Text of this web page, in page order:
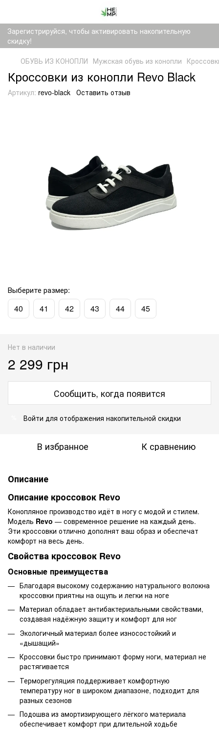
Зарегистрируйся, чтобы активировать накопительную
скидку!
ОБУВЬ ИЗ КОНОПЛИ Мужская обувь из конопли
Кроссовки из конопли Revo Black
Артикул: revo-black Оставить отзыв
Выберите размер:
40 41 42 43 44 45
Нет в наличии
2 299 грн
Сообщить, когда появится
Войти для отображения накопительной скидки
В избранное К сравнению
Описание
Описание кроссовок Revo
Конопляное производство идёт в ногу с модой и стилем.
Модель Revo — современное решение на каждый день.
Эти кроссовки отлично дополнят ваш образ и обеспечат
комфорт на весь день.
Свойства кроссовок Revo
Основные преимущества
Благодаря высокому содержанию натурального волокна
кроссовки приятны на ощупь и легки на ноге
Материал обладает антибактериальными свойствами,
создавая надёжную защиту и комфорт для ног
Экологичный материал более износостойкий и
«дышащий»
Кроссовки быстро принимают форму ноги, материал не
растягивается
Терморегуляция поддерживает комфортную
температуру ног в широком диапазоне, подходит для
разных сезонов
Подошва из амортизирующего лёгкого материала
обеспечивает комфорт при длительной ходьбе